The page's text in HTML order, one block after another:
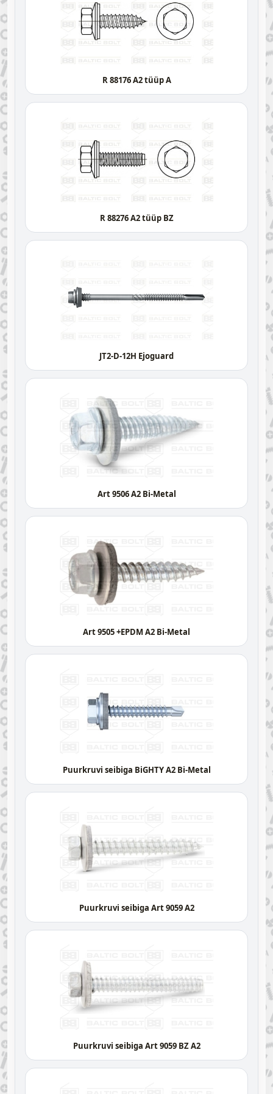
R 88176 A2 tüüp A
R 88276 A2 tüüp BZ
JT2-D-12H Ejoguard
Art 9506 A2 Bi-Metal
Art 9505 +EPDM A2 Bi-Metal
Puurkruvi seibiga BiGHTY A2 Bi-Metal
Puurkruvi seibiga Art 9059 A2
Puurkruvi seibiga Art 9059 BZ A2